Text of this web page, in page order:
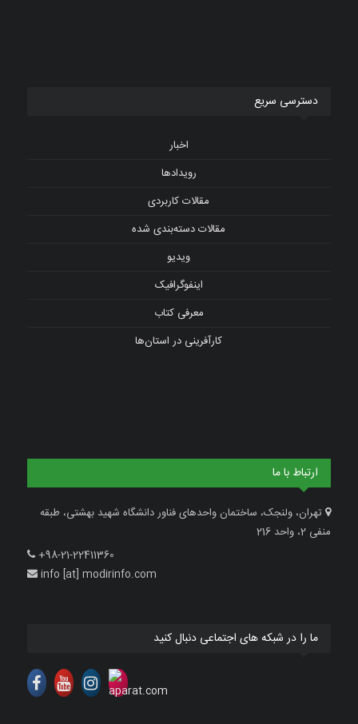
دسترسی سریع
اخبار
رویدادها
مقالات کاربردی
مقالات دسته‌بندی شده
ویدیو
اینفوگرافیک
معرفی کتاب
کارآفرینی در استان‌ها
ارتباط با ما
تهران، ولنجک، ساختمان واحدهای فناور دانشگاه شهید بهشتی، طبقه
منفی 2، واحد 216
+98-21-22411360
info [at] modirinfo.com
ما را در شبکه های اجتماعی دنبال کنید